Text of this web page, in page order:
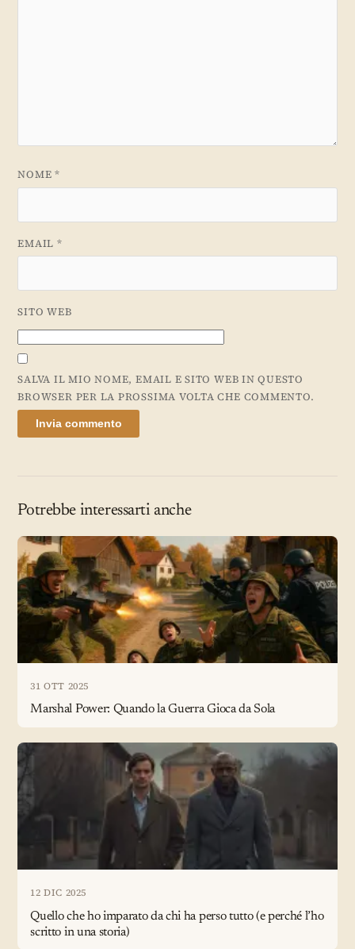
NOME*
EMAIL *
SITO WEB
SALVA IL MIO NOME, EMAIL E SITO WEB IN QUESTO
BROWSER PER LA PROSSIMA VOLTA CHE COMMENTO.
Potrebbe interessarti anche
31 OTT 2025
Marshal Power: Quando la Guerra Gioca da Sola
12 DIC 2025
Quello che ho imparato da chi ha perso tutto (e perché l’ho
scritto in una storia)